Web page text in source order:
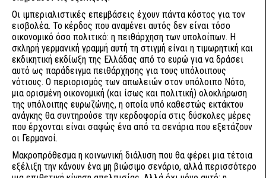
Οι ιμπεριαλιστικές επεμβάσεις έχουν πάντα κόστος για τον
εισβολέα. Το κέρδος που αναμένει αυτός δεν είναι τόσο
οικονομικό όσο πολιτικό: η πειθάρχηση των υπολοίπων. Η
σκληρή γερμανική γραμμή αυτή τη στιγμή είναι η τιμωρητική και
εκδικητική εκδίωξη της Ελλάδας από το ευρώ για να δράσει
αυτό ως παράδειγμα πειθάρχησης για τους υπόλοιπους
νότιους. Ο περιορισμός των απωλειών στον υπόλοιπο Νότο,
μια ορισμένη οικονομική (και ίσως και πολιτική) ολοκλήρωση
της υπόλοιπης ευρωζώνης, η οποία υπό καθεστώς εκτάκτου
ανάγκης θα συντηρούσε την κερδοφορία στις δύσκολες μέρες
που έρχονται είναι σαφώς ένα από τα σενάρια που εξετάζουν
οι Γερμανοί.
Μακροπρόθεσμα η κοινωνική διάλυση που θα φέρει μια τέτοια
εξέλιξη την κάνουν ένα μη βιώσιμο σενάριο, αλλά περισσότερο